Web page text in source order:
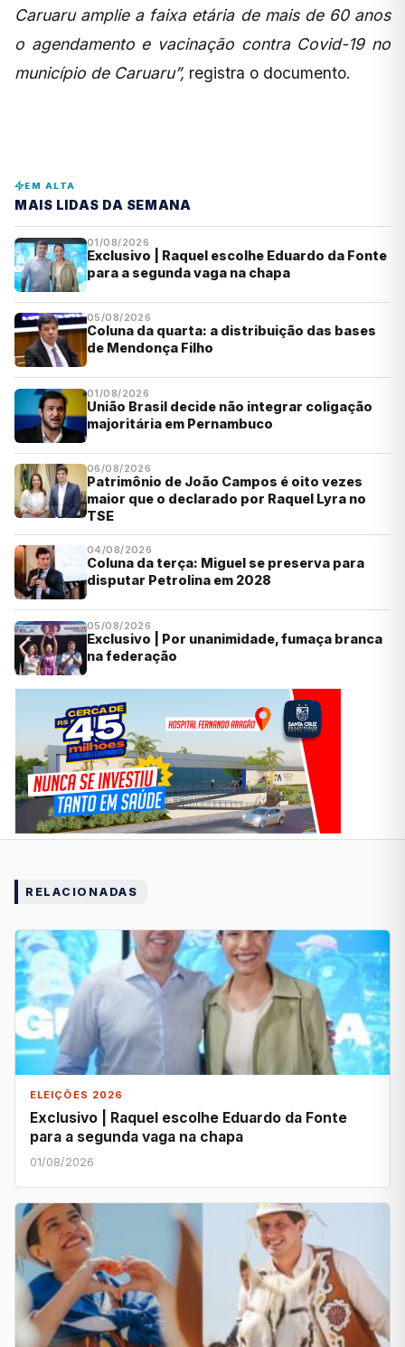
Caruaru amplie a faixa etária de mais de 60 anos
o agendamento e vacinação contra Covid-19 no
município de Caruaru”, registra o documento.
EM ALTA
MAIS LIDAS DA SEMANA
01/08/2026
Exclusivo | Raquel escolhe Eduardo da Fonte
para a segunda vaga na chapa
05/08/2026
Coluna da quarta: a distribuição das bases
de Mendonça Filho
01/08/2026
União Brasil decide não integrar coligação
majoritária em Pernambuco
06/08/2026
Patrimônio de João Campos é oito vezes
maior que o declarado por Raquel Lyra no
TSE
04/08/2026
Coluna da terça: Miguel se preserva para
disputar Petrolina em 2028
05/08/2026
Exclusivo | Por unanimidade, fumaça branca
na federação
RELACIONADAS
ELEIÇÕES 2026
Exclusivo | Raquel escolhe Eduardo da Fonte
para a segunda vaga na chapa
01/08/2026